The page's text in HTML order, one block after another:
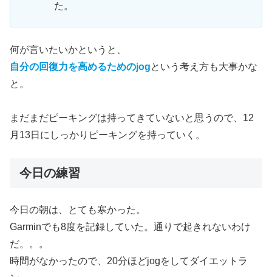
た。
何が言いたいかというと、
自分の回復力を高めるためのjogという考え方も大事かな
と。
まだまだピーキングは持ってきていないと思うので、12
月13日にしっかりピーキングを持っていく。
今日の練習
今日の朝は、とても寒かった。
Garminでも8度を記録していた。通りで起きれないわけ
だ。。。
時間がなかったので、20分ほどjogをしてダイエットラ